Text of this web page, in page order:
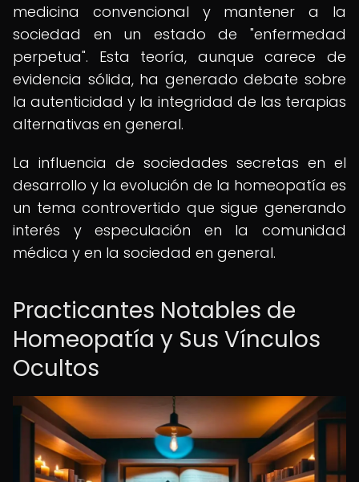
medicina convencional y mantener a la
sociedad en un estado de "enfermedad
perpetua". Esta teoría, aunque carece de
evidencia sólida, ha generado debate sobre
la autenticidad y la integridad de las terapias
alternativas en general.
La influencia de sociedades secretas en el
desarrollo y la evolución de la homeopatía es
un tema controvertido que sigue generando
interés y especulación en la comunidad
médica y en la sociedad en general.
Practicantes Notables de
Homeopatía y Sus Vínculos
Ocultos